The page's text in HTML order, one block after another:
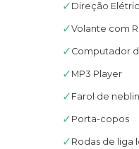
✓ Direção
✓Volante com
✓ Computador
✓ MP3 Player
✓ Farol de
✓ Porta-copos
✓ Rodas de liga